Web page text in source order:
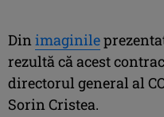
Dinimaginile
rezultă că acest
directorul general al
Sorin Cristea.